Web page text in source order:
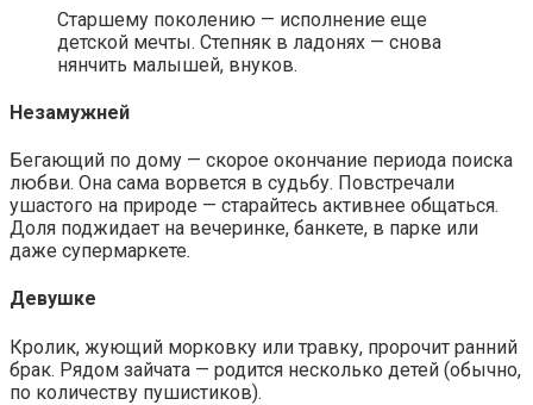
Старшему поколению — исполнение еще
детской мечты. Степняк в ладонях — снова
нянчить малышей, внуков.
Незамужней
Бегающий по дому — скорое окончание периода поиска
любви. Она сама ворвется в судьбу. Повстречали
ушастого на природе — старайтесь активнее общаться.
Доля поджидает на вечеринке, банкете, в парке или
даже супермаркете.
Девушке
Кролик, жующий морковку или травку, пророчит ранний
брак. Рядом зайчата — родится несколько детей (обычно,
по количеству пушистиков).